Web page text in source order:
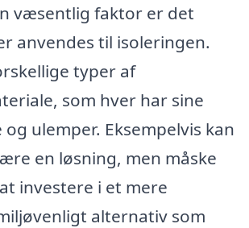
væsentlig faktor er det
anvendes til isoleringen.
typer af
som hver har sine
ulemper. Eksempelvis kan
en løsning, men måske
investere i et mere
alternativ som